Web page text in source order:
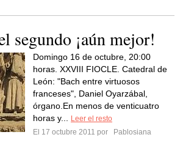
segundo ¡aún mejor!
Domingo 16 de octubre, 20:00
horas. XXVIII FIOCLE. Catedral de
León: "Bach entre virtuosos
franceses", Daniel Oyarzábal,
órgano.En menos de venticuatro
horas y...
Leer el resto
El 17 octubre 2011 por
Pablosiana